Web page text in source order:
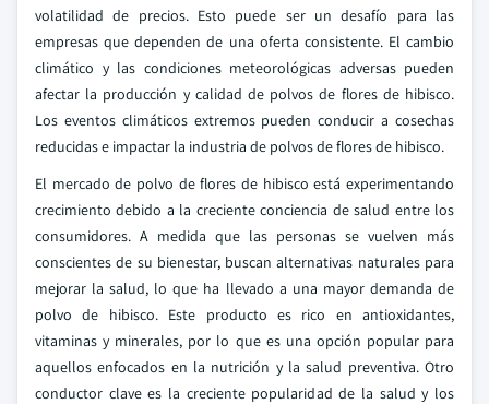
volatilidad de precios. Esto puede ser un desafío para las
empresas que dependen de una oferta consistente. El cambio
climático y las condiciones meteorológicas adversas pueden
afectar la producción y calidad de polvos de flores de hibisco.
Los eventos climáticos extremos pueden conducir a cosechas
reducidas e impactar la industria de polvos de flores de hibisco.
El mercado de polvo de flores de hibisco está experimentando
crecimiento debido a la creciente conciencia de salud entre los
consumidores. A medida que las personas se vuelven más
conscientes de su bienestar, buscan alternativas naturales para
mejorar la salud, lo que ha llevado a una mayor demanda de
polvo de hibisco. Este producto es rico en antioxidantes,
vitaminas y minerales, por lo que es una opción popular para
aquellos enfocados en la nutrición y la salud preventiva. Otro
conductor clave es la creciente popularidad de la salud y los